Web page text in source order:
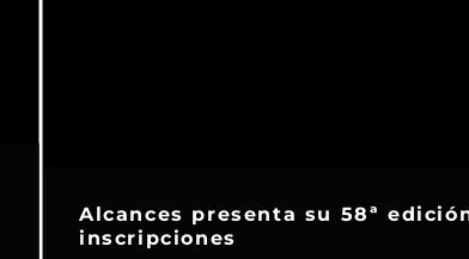
Alcances presenta su 58ª
inscripciones